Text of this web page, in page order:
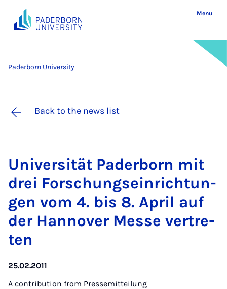
Menu
Paderborn University
Back to the news list
Uni­versität Pader­born mit
drei Forschung­sein­rich­tun­
gen vom 4. bis 8. April auf
der Han­nov­er Messe ver­tre­
ten
25.02.2011
A contribution from Pressemitteilung